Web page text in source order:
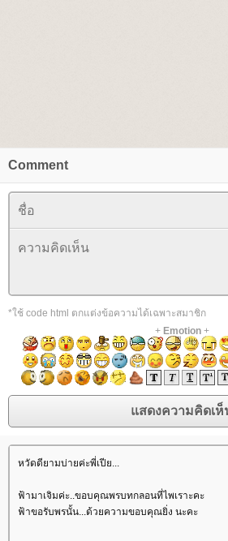
Comment
*ใช้ code html ตกแต่งข้อความได้เฉพาะสมาชิก
+ Emotion+
หวัดดียามบ่ายค่ะพี่เปีย...
ฟ้ามาเจิมค่ะ..ขอบคุณพรบทกลอนที่ไพเราะคะ
ฟ้าขอรับพรนั้น...ด้วยความขอบคุณยิ่ง นะคะ